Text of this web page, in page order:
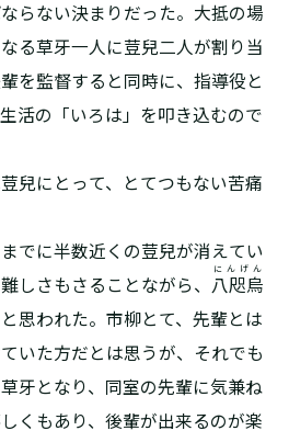
らない決まりだった。大抵の場
る草牙一人に荳兒二人が割り当
を監督すると同時に、指導役と
活の「いろは」を叩き込むので
兒にとって、とてつもない苦痛
でに半数近くの荳兒が消えてい
しさもさることながら、
八咫烏
にんげん
思われた。市柳とて、先輩とは
いた方だとは思うが、それでも
牙となり、同室の先輩に気兼ね
くもあり、後輩が出来るのが楽